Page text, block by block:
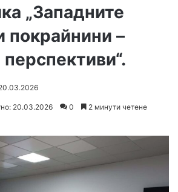
„Западните
покрайнини –
20.03.2026 0 2 минути четене